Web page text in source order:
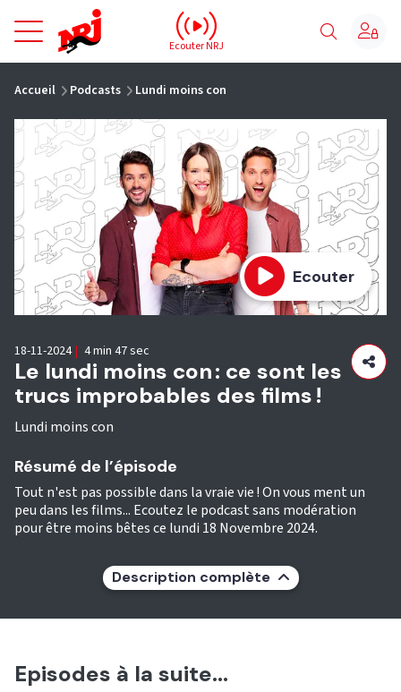
NRJ - Accueil
Ecouter NRJ
Accueil Podcasts Lundi moins con
Ecouter
Le lundi moins con : ce sont les
trucs improbables des films !
Lundi moins con
18-11-2024 | 4 min 47 sec
Résumé de l’épisode
Tout n'est pas possible dans la vraie vie ! On vous ment un
peu dans les films... Ecoutez le podcast sans modération
pour être moins bêtes ce lundi 18 Novembre 2024.
Description complète
Episodes à la suite...